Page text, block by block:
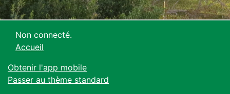
Non connecté.
Accueil
Obtenir l'app mobile
Passer au thème standard